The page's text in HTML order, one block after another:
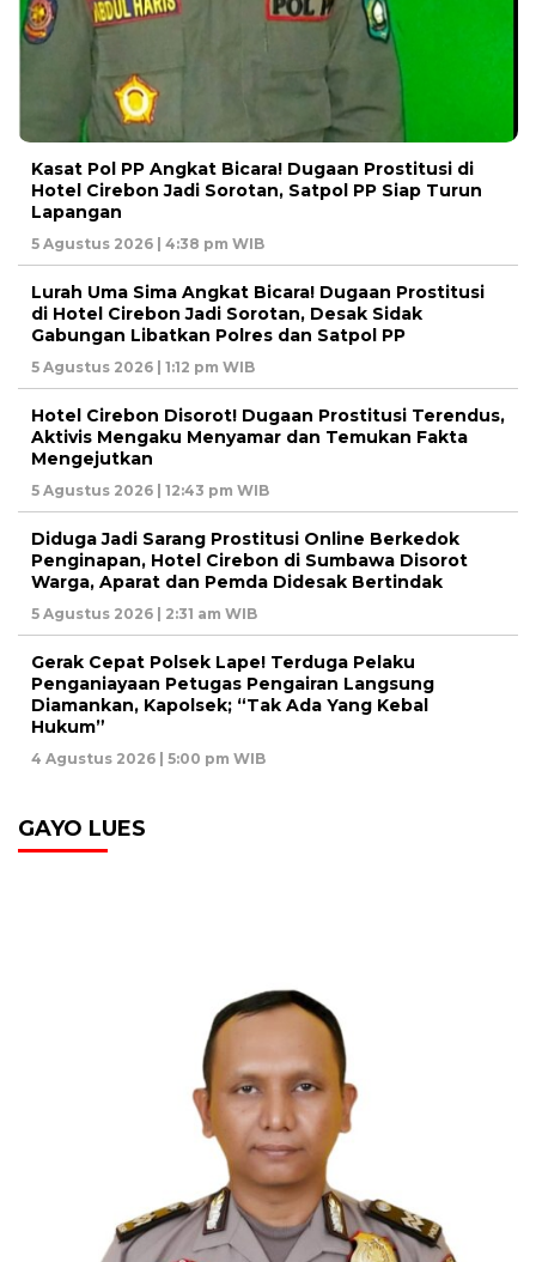
Kasat Pol PP Angkat Bicara! Dugaan Prostitusi di
Hotel Cirebon Jadi Sorotan, Satpol PP Siap Turun
Lapangan
5 Agustus 2026 | 4:38 pm WIB
Lurah Uma Sima Angkat Bicara! Dugaan Prostitusi
di Hotel Cirebon Jadi Sorotan, Desak Sidak
Gabungan Libatkan Polres dan Satpol PP
5 Agustus 2026 | 1:12 pm WIB
Hotel Cirebon Disorot! Dugaan Prostitusi Terendus,
Aktivis Mengaku Menyamar dan Temukan Fakta
Mengejutkan
5 Agustus 2026 | 12:43 pm WIB
Diduga Jadi Sarang Prostitusi Online Berkedok
Penginapan, Hotel Cirebon di Sumbawa Disorot
Warga, Aparat dan Pemda Didesak Bertindak
5 Agustus 2026 | 2:31 am WIB
Gerak Cepat Polsek Lape! Terduga Pelaku
Penganiayaan Petugas Pengairan Langsung
Diamankan, Kapolsek; “Tak Ada Yang Kebal
Hukum”
4 Agustus 2026 | 5:00 pm WIB
GAYO LUES